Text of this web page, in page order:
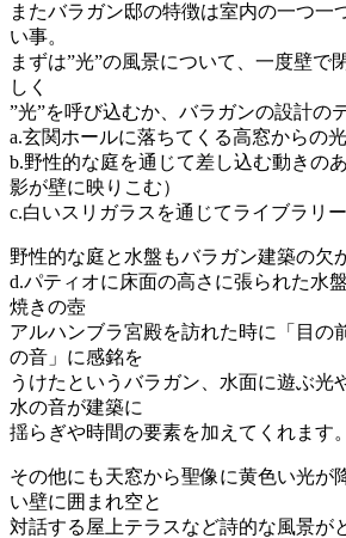
またバラガン邸の特徴は室内の一つ一
い事。
まずは”光”の風景について、一度壁で
しく
”光”を呼び込むか、バラガンの設計の
a.玄関ホールに落ちてくる高窓からの光
b.野性的な庭を通じて差し込む動きの
影が壁に映りこむ）
c.白いスリガラスを通じてライブラリ
野性的な庭と水盤もバラガン建築の欠
d.パティオに床面の高さに張られた水
焼きの壺
アルハンブラ宮殿を訪れた時に「目の
の音」に感銘を
うけたというバラガン、水面に遊ぶ光
水の音が建築に
揺らぎや時間の要素を加えてくれます。
その他にも天窓から聖像に黄色い光が
い壁に囲まれ空と
対話する屋上テラスなど詩的な風景が